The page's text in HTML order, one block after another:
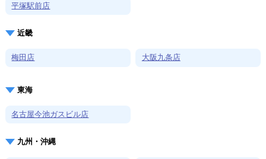
平塚駅前店
近畿
梅田店 大阪九条店
東海
名古屋今池ガスビル店
九州・沖縄